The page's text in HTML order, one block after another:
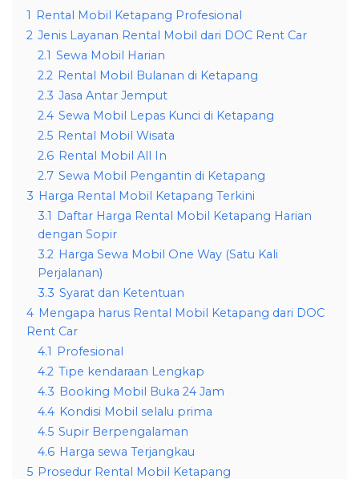
1 Rental Mobil Ketapang Profesional
2 Jenis Layanan Rental Mobil dari DOC Rent Car
2.1 Sewa Mobil Harian
2.2 Rental Mobil Bulanan di Ketapang
2.3 Jasa Antar Jemput
2.4 Sewa Mobil Lepas Kunci di Ketapang
2.5 Rental Mobil Wisata
2.6 Rental Mobil All In
2.7 Sewa Mobil Pengantin di Ketapang
3 Harga Rental Mobil Ketapang Terkini
3.1 Daftar Harga Rental Mobil Ketapang Harian
dengan Sopir
3.2 Harga Sewa Mobil One Way (Satu Kali
Perjalanan)
3.3 Syarat dan Ketentuan
4 Mengapa harus Rental Mobil Ketapang dari DOC
Rent Car
4.1 Profesional
4.2 Tipe kendaraan Lengkap
4.3 Booking Mobil Buka 24 Jam
4.4 Kondisi Mobil selalu prima
4.5 Supir Berpengalaman
4.6 Harga sewa Terjangkau
5 Prosedur Rental Mobil Ketapang